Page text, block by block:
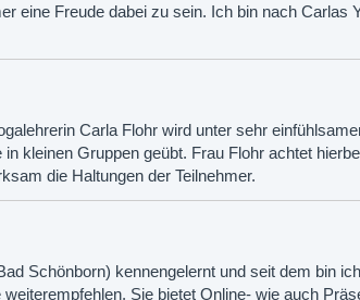
eine Freude dabei zu sein. Ich bin nach Carlas
Carla Flohr wird unter sehr
kleinen Gruppen geübt. Frau Flohr achtet
die Haltungen der Teilnehmer.
Schönborn) kennengelernt und seit dem bin
Sie bietet Online- wie auch